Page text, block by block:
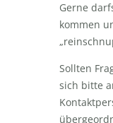
Gerne
kommen
Sollten
sich bitte